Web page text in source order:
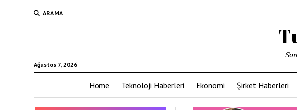
ARAMA
Ağustos 7, 2026
Home Teknoloji Haberleri Ekonomi Şirket Haberleri